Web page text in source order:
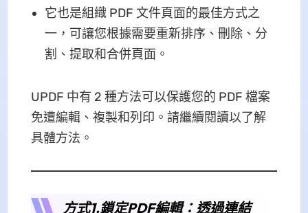
它也是組織 PDF 文件頁面的最佳方式之
一，可讓您根據需要重新排序、刪除、分
割、提取和合併頁面。
UPDF 中有 2 種方法可以保護您的 PDF 檔案
免遭編輯、複製和列印。請繼續閱讀以了解
具體方法。
方式1.鎖定PDF編輯：透過連結